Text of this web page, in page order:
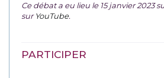
Ce débat a eu lieu le 15 janvier 2023
surYouTube.
PARTICIPER